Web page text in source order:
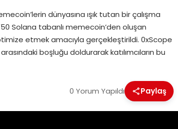
dünyasına ışık tutan bir çalışma
Solana tabanlı memecoin’den oluşan
etmek amacıyla gerçekleştirildi. 0xScope
boşluğu doldurarak katılımcıların bu
0 Yorum Yapıldı Paylaş